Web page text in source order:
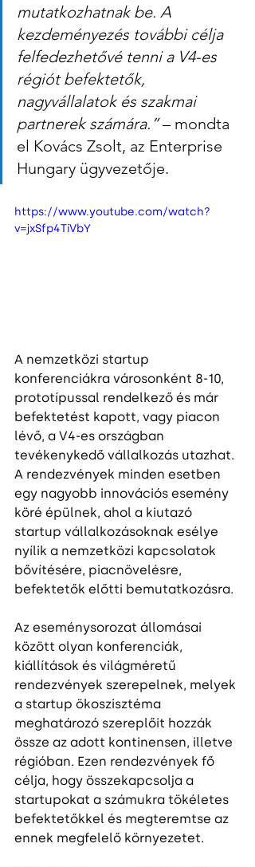
mutatkozhatnak be. A
kezdeményezés további célja
felfedezhetővé tenni a V4-es
régiót befektetők,
nagyvállalatok és szakmai
partnerek számára.” – mondta
el Kovács Zsolt, az Enterprise
Hungary ügyvezetője.
https://www.youtube.com/watch?
v=jxSfp4TiVbY
A nemzetközi startup
konferenciákra városonként 8-10,
prototípussal rendelkező és már
befektetést kapott, vagy piacon
lévő, a V4-es országban
tevékenykedő vállalkozás utazhat.
A rendezvények minden esetben
egy nagyobb innovációs esemény
köré épülnek, ahol a kiutazó
startup vállalkozásoknak esélye
nyílik a nemzetközi kapcsolatok
bővítésére, piacnövelésre,
befektetők előtti bemutatkozásra.
Az eseménysorozat állomásai
között olyan konferenciák,
kiállítások és világméretű
rendezvények szerepelnek, melyek
a startup ökoszisztéma
meghatározó szereplőit hozzák
össze az adott kontinensen, illetve
régióban. Ezen rendezvények fő
célja, hogy összekapcsolja a
startupokat a számukra tökéletes
befektetőkkel és megteremtse az
ennek megfelelő környezetet.